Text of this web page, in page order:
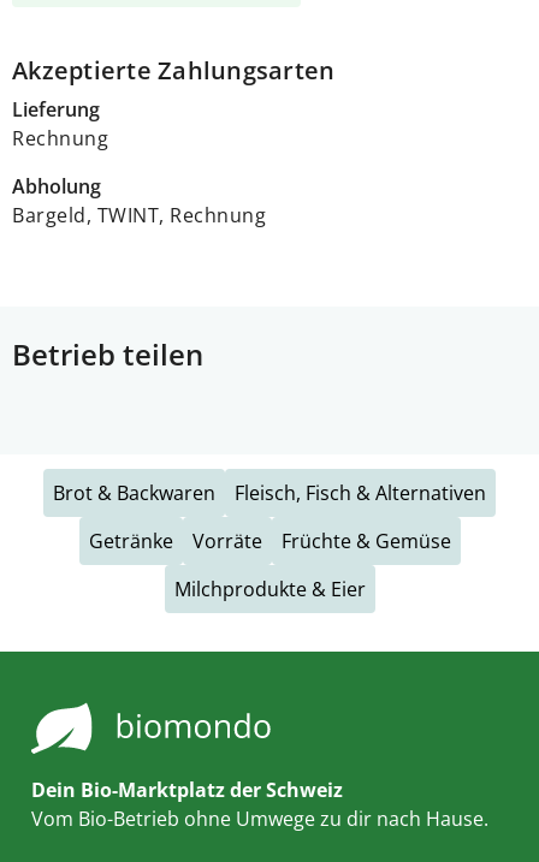
Akzeptierte Zahlungsarten
Lieferung
Rechnung
Abholung
Bargeld, TWINT, Rechnung
Betrieb teilen
Brot & Backwaren
Fleisch, Fisch & Alternativen
Getränke
Vorräte
Früchte & Gemüse
Milchprodukte & Eier
Dein Bio-Marktplatz der Schweiz
Vom Bio-Betrieb ohne Umwege zu dir nach Hause.